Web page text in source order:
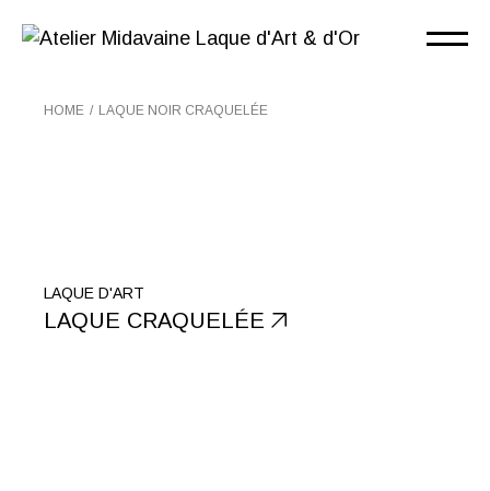
the
HOME LAQUE NOIR CRAQUELÉE
LAQUE D'ART
LAQUE CRAQUELÉE